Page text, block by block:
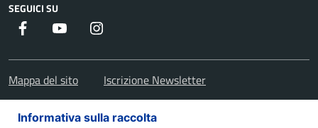
SEGUICI SU
Facebook Youtube
Mappa del sito Iscrizione Newsletter
Informativa sulla raccolta